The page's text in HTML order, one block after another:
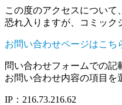
この度のアクセスについて
恐れ入りますが、コミック
お問い合わせページはこち
問い合わせフォームでの記
お問い合わせ内容の項目を
IP：216.73.216.62